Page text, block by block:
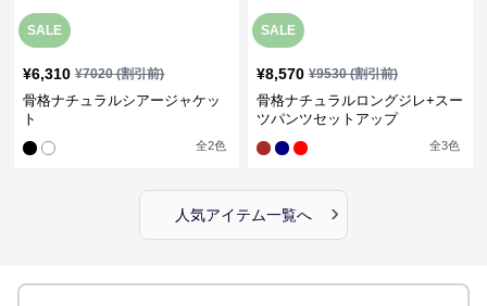
SALE
¥6,310 ¥7020(割引前)
骨格ナチュラルシアージャケッ
ト
全2色
SALE
¥8,570 ¥9530(割引前)
骨格ナチュラルロングジレ+スー
ツパンツセットアップ
全3色
人気アイテム一覧へ ›